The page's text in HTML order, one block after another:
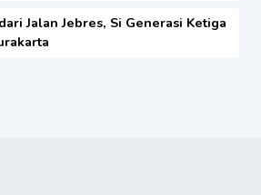
Jalan Jebres, Si Generasi Ketiga